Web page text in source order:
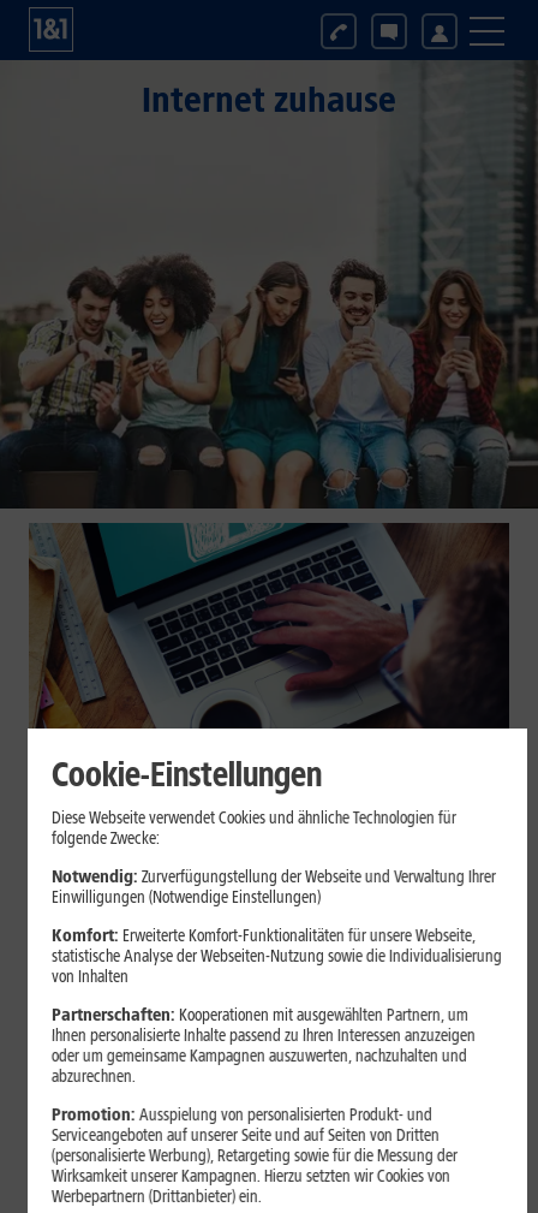
Internet zuhause
Internet zuhause
Browser-Erweiterungen sicher
nutzen: So erkennst Du
vertrauenswürdige Add-ons
Browser-Erweiterungen können praktisch sein, greifen aber je
nach Berechtigung tief in Deine Browserdaten ein. Der Beitrag
zeigt Dir, wie Du Add-ons vor der Installation prüfst und riskante
Erweiterungen erkennst.
Mehr erfahren
Cookie-Einstellungen
Diese Webseite verwendet Cookies und ähnliche Technologien für
folgende Zwecke:
Notwendig: Zurverfügungstellung der Webseite und Verwaltung Ihrer
Einwilligungen (Notwendige Einstellungen)
Komfort: Erweiterte Komfort-Funktionalitäten für unsere Webseite,
statistische Analyse der Webseiten-Nutzung sowie die Individualisierung
von Inhalten
Partnerschaften: Kooperationen mit ausgewählten Partnern, um
Ihnen personalisierte Inhalte passend zu Ihren Interessen anzuzeigen
oder um gemeinsame Kampagnen auszuwerten, nachzuhalten und
abzurechnen.
Promotion: Ausspielung von personalisierten Produkt- und
Serviceangeboten auf unserer Seite und auf Seiten von Dritten
(personalisierte Werbung), Retargeting sowie für die Messung der
Wirksamkeit unserer Kampagnen. Hierzu setzten wir Cookies von
Werbepartnern (Drittanbieter) ein.